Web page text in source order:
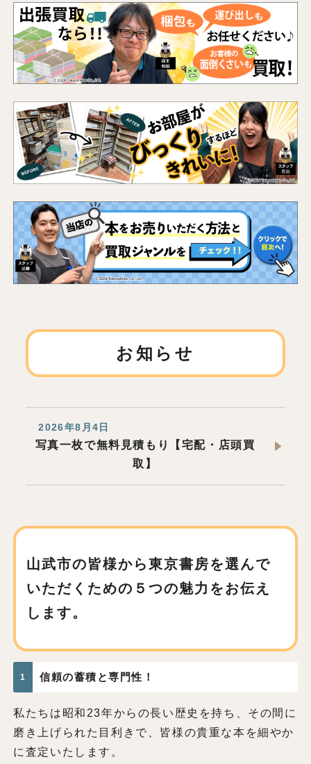
お知らせ
2026年8月4日
写真一枚で無料見積もり【宅配・店頭買
取】
山武市の皆様から東京書房を選んで
いただくための ５つの魅力をお伝え
します。
1 信頼の蓄積と専門性！
私たちは昭和23年からの長い歴史を持ち、その間に
磨き上げられた目利きで、皆様の貴重な本を細やか
に査定いたします。